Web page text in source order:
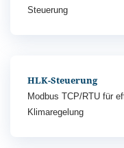
Steuerung
HLK-Steuerung
Modbus TCP/RTU für
Klimaregelung